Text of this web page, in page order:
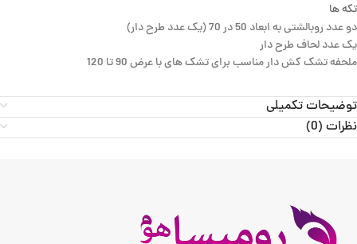
تکه ها
دو عدد روبالشتی به ابعاد 50 در 70 (یک عدد طرح دار)
یک عدد لحاف طرح دار
ملحفه تشک کش دار مناسب برای تشک های با عرض 90 تا 120
توضیحات تکمیلی
نظرات (0)